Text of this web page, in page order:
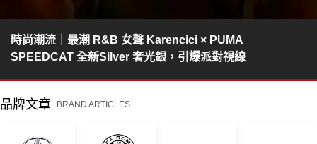
時尚潮流｜最潮 R&B 女聲 Karencici × PUMA
SPEEDCAT 全新Silver 奢光銀，引爆派對視線
品牌文章 BRAND ARTICLES